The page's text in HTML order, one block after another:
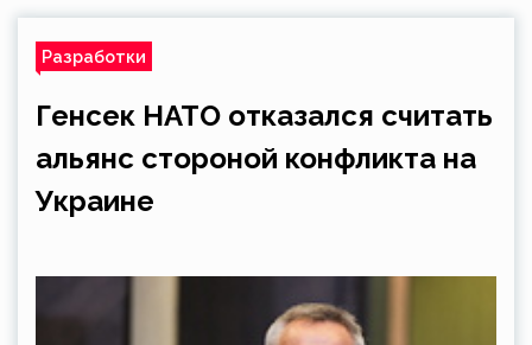
Разработки
Генсек НАТО отказался считать
альянс стороной конфликта на
Украине